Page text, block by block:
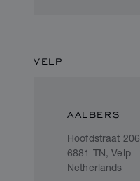
VELP
AALBERS
Hoofdstraat 206
6881 TN, Velp
Netherlands